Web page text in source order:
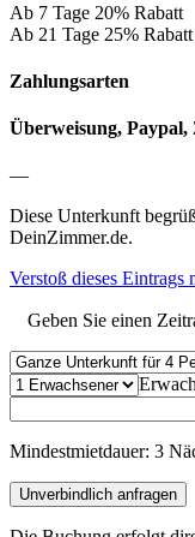
Ab 7 Tage 20% Rabatt
Ab 21 Tage 25% Rabatt
Zahlungsarten
Überweisung, Paypal,
—
Diese Unterkunft
DeinZimmer.de.
Verstoß dieses Eintrags
Geben Sie einen
Mindestmietdauer: 3
Unverbindlich anfragen